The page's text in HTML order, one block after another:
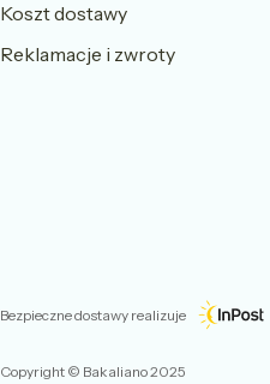
Koszt dostawy
Reklamacje i zwroty
Bezpieczne dostawy realizuje
Copyright © Bakaliano 2025